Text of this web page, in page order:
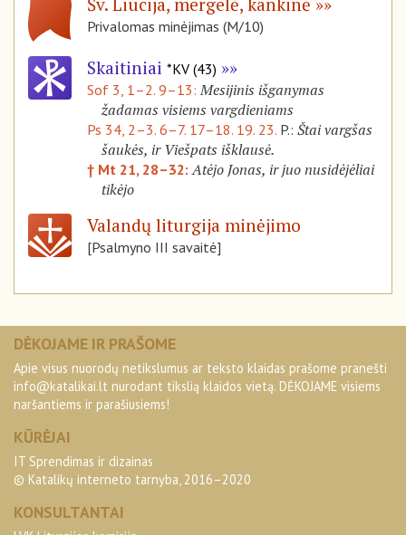
Privalomas minėjimas (M/10)
Skaitiniai *KV (43)
Sof 3, 1–2. 9–13:Mesijinis išganymas
žadamas visiems vargdieniams
Ps 34, 2–3. 6–7. 17–18. 19. 23. P.: Štai vargšas
šaukės, ir Viešpats išklausė.
† Mt 21, 28–32:Atėjo Jonas, ir juo nusidėjėliai
tikėjo
Valandų liturgija minėjimo
[Psalmyno III savaitė]
DĖKOJAME IR PRAŠOME
Apie visus nuorodų netikslumus ar teksto klaidas prašome pranešti
info@katalikai.lt nurodant tikslią klaidos vietą. DĖKOJAME visiems
naršantiems ir parašiusiems!
KŪRĖJAI
IT Sprendimas ir dizainas
© Katalikų interneto tarnyba, 2016–2020
KONSULTANTAI